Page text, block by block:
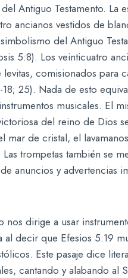
Antiguo Testamento. La
ancianos vestidos de
del Antiguo
5:8). Los veinticuatro
comisionados para
25). Nada de esto
musicales. El
del reino de Dios
mar de cristal, el
trompetas también se
anuncios y advertencias
dirige a usar
al decir que Efesios 5:19
Este pasaje dice
cantando y alabando al